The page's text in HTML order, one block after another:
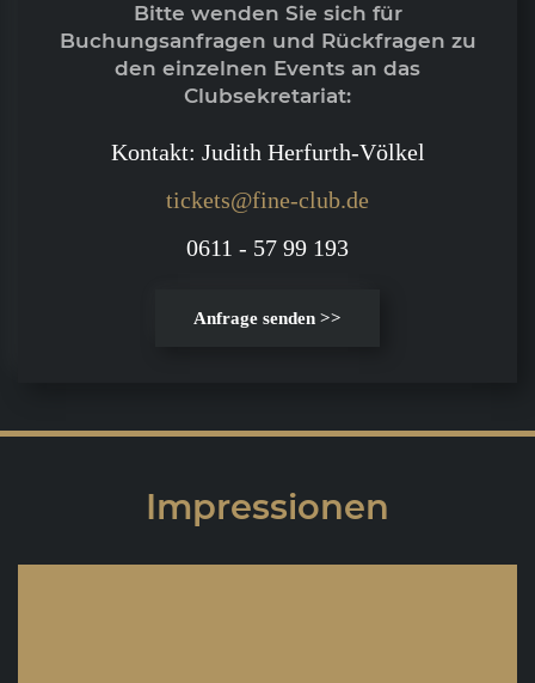
Bitte wenden Sie sich für
Buchungsanfragen und Rückfragen zu
den einzelnen Events an das
Clubsekretariat:
Kontakt: Judith Herfurth-Völkel
tickets@fine-club.de
0611 - 57 99 193
Anfrage senden >>
Impressionen